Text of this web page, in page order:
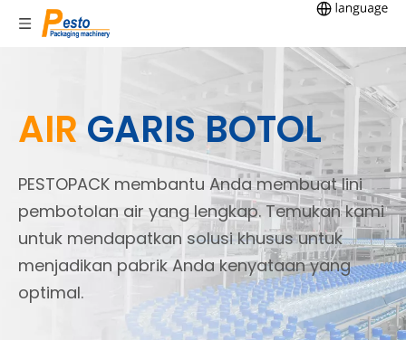
AIR GARIS BOTOL
PESTOPACK membantu Anda membuat lini
pembotolan air yang lengkap. Temukan kami
untuk mendapatkan solusi khusus untuk
menjadikan pabrik Anda kenyataan yang
optimal.